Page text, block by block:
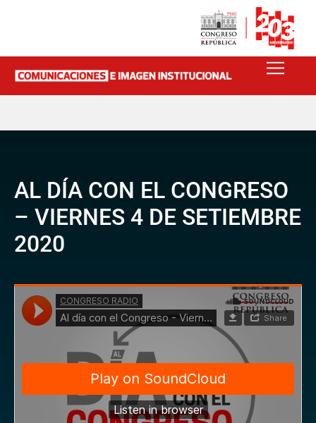
AL DÍA CON EL CONGRESO
– VIERNES 4 DE SETIEMBRE
2020